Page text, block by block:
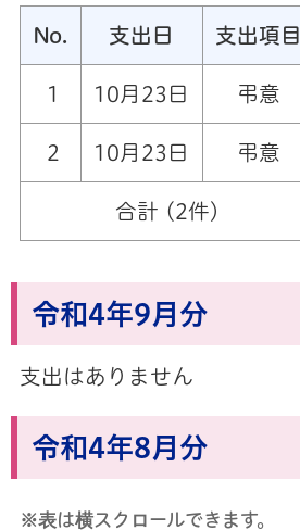
No. 支出日 支出項目
1 10月23日 弔意
2 10月23日 弔意
合計 (2件)
令和4年9月分
支出はありません
令和4年8月分
※表は横スクロールできます。